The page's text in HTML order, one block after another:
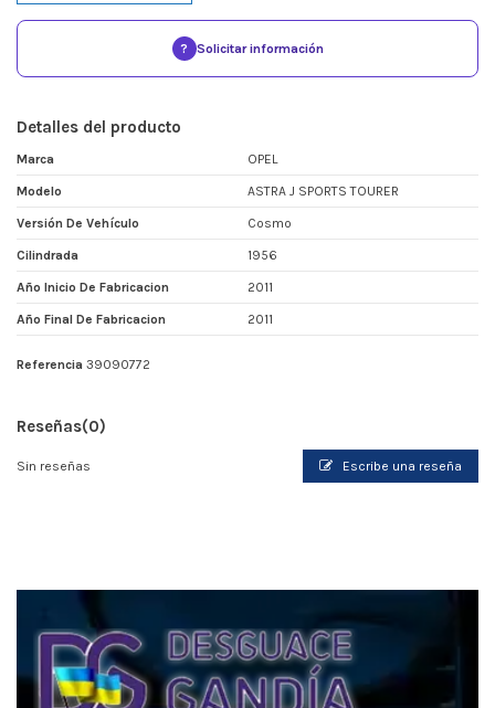
? Solicitar información
Detalles del producto
Marca OPEL
Modelo ASTRA J SPORTS TOURER
Versión De Vehículo Cosmo
Cilindrada 1956
Año Inicio De Fabricacion 2011
Año Final De Fabricacion 2011
Referencia 39090772
Reseñas(0)
Sin reseñas Escribe una reseña